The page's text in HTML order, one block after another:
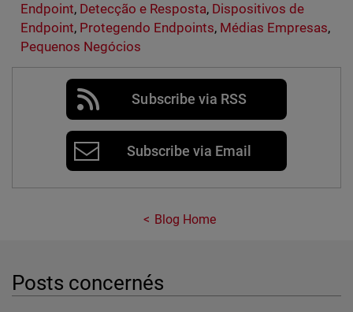
Endpoint, Detecção e Resposta, Dispositivos de
Endpoint, Protegendo Endpoints, Médias Empresas,
Pequenos Negócios
Subscribe via RSS
Subscribe via Email
Blog Home
Posts concernés